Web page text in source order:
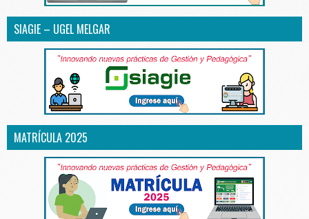
SIAGIE – UGEL MELGAR
MATRÍCULA 2025